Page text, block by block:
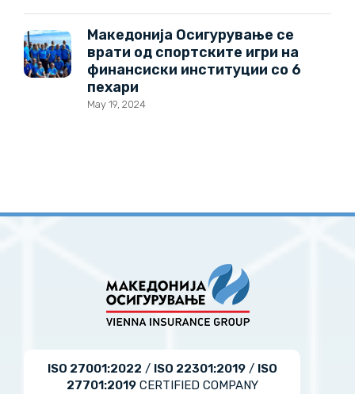
Македонија Осигурување се
врати од спортските игри на
финансиски институции со 6
пехари
May 19, 2024
ISO 27001:2022 / ISO 22301:2019/ ISO
27701:2019CERTIFIED COMPANY